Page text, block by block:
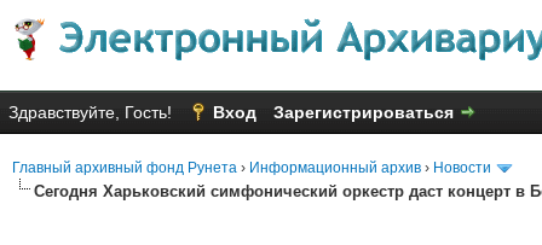
Здравствуйте, Гость! Вход Зарегистрироваться
Главный архивный фонд Рунета › Информационный архив › Новости
Сегодня Харьковский симфонический оркестр даст концерт в